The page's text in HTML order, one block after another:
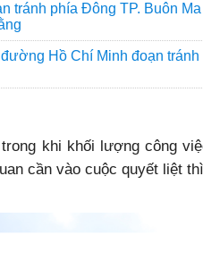
tránh phía Đông TP. Buôn
Hồ Chí Minh đoạn
khi khối lượng công
cần vào cuộc quyết liệt